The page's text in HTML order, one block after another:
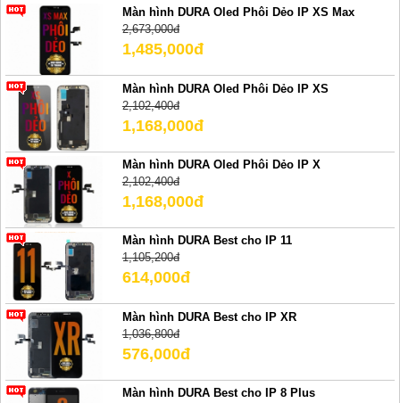
Màn hình DURA Oled Phôi Dẻo IP XS Max
2,673,000đ
1,485,000đ
Màn hình DURA Oled Phôi Dẻo IP XS
2,102,400đ
1,168,000đ
Màn hình DURA Oled Phôi Dẻo IP X
2,102,400đ
1,168,000đ
Màn hình DURA Best cho IP 11
1,105,200đ
614,000đ
Màn hình DURA Best cho IP XR
1,036,800đ
576,000đ
Màn hình DURA Best cho IP 8 Plus